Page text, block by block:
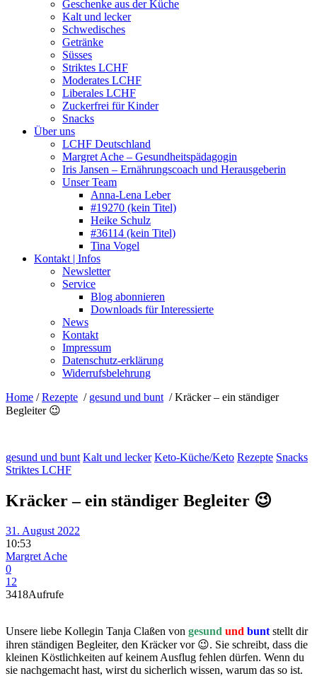
Geschenke aus der Küche
Kalt und lecker
Schwedisches
Getränke
Süsses
Striktes LCHF
Moderates LCHF
Liberales LCHF
Zuckerfrei für Kinder
Snacks
Über uns
LCHF Deutschland
Margret Ache – Gesundheitspädagogin
Iris Jansen – Ernährungscoach und Herausgeberin
Unser Team
Anna-Lena Leber
#19270 (kein Titel)
Heike Schulz
#36114 (kein Titel)
Tina Vogel
Kontakt | Infos
Newsletter
Service
Blog abonnieren
Downloads für Interessierte
News
Kontakt
Impressum
Datenschutz-erklärung
Widerrufsbelehrung
Home /Rezepte / gesund und bunt /Kräcker – ein ständiger
Begleiter 😉
gesund und bunt Kalt und lecker Keto-Küche/Keto Rezepte Snacks
Striktes LCHF
Kräcker – ein ständiger Begleiter 😉
31. August 2022
10:53
Margret Ache
0
12
3418Aufrufe
Unsere liebe Kollegin Tanja Claßen von gesund und bunt stellt dir
ihren ständigen Begleiter, den Kräcker vor 😉. Sie schreibt, dass die
kleinen Köstlichkeiten auf keinem Ausflug fehlen dürfen. Wenn du
sie nachgemacht hast, wirst du sicherlich wissen, warum das so ist.